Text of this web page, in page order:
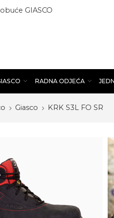
GIASCO
RADNA ODJEĆA
Giasco KRK S3L FO SR